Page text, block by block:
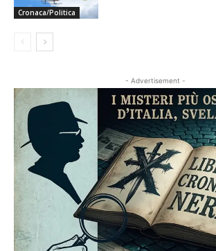
Cronaca/Politica
- Advertisement -